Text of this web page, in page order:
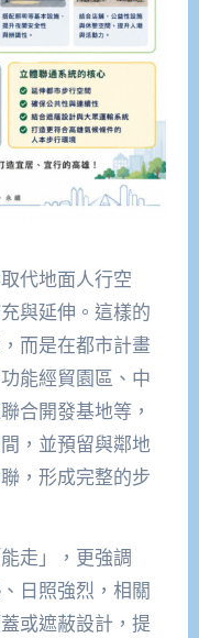
代地面人行空
與延伸。這樣的
而是在都市計畫
能經貿園區、中
合開發基地等，
，並預留與鄰地
，形成完整的步
走」，更強調
日照強烈，相關
或遮蔽設計，提